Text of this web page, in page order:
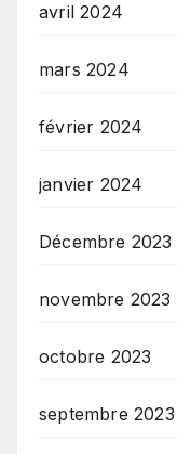
avril 2024
mars 2024
février 2024
janvier 2024
Décembre 2023
novembre 2023
octobre 2023
septembre 2023